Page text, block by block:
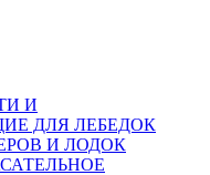
И
ДЛЯ ЛЕБЕДОК
И ЛОДОК